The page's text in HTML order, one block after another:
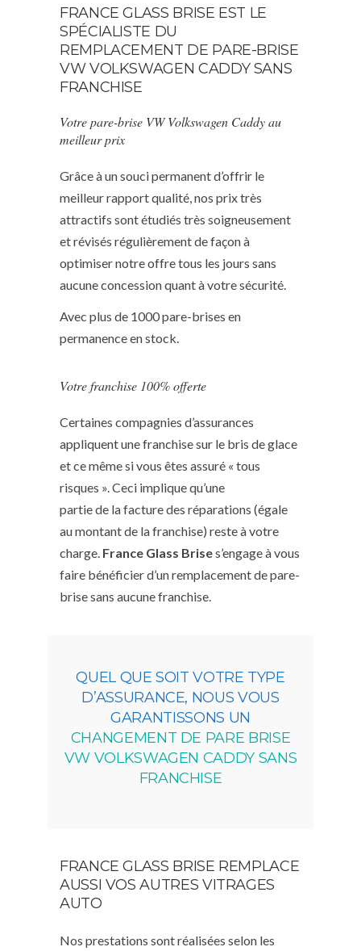
FRANCE GLASS BRISE EST LE
SPÉCIALISTE DU
REMPLACEMENT DE PARE-BRISE
VW VOLKSWAGEN CADDY SANS
FRANCHISE
Votre pare-brise VW Volkswagen Caddy au
meilleur prix
Grâce à un souci permanent d’offrir le
meilleur rapport qualité, nos prix très
attractifs sont étudiés très soigneusement
et révisés régulièrement de façon à
optimiser notre offre tous les jours sans
aucune concession quant à votre sécurité.
Avec plus de 1000 pare-brises en
permanence en stock.
Votre franchise 100% offerte
Certaines compagnies d’assurances
appliquent une franchise sur le bris de glace
et ce même si vous êtes assuré « tous
risques ». Ceci implique qu’une
partie de la facture des réparations (égale
au montant de la franchise) reste à votre
charge. France Glass Brises’engage à vous
faire bénéficier d’un remplacement de pare-
brise sans aucune franchise.
QUEL QUE SOIT VOTRE TYPE
D’ASSURANCE, NOUS VOUS
GARANTISSONS UN
CHANGEMENT DE PARE BRISE
VW VOLKSWAGEN CADDY SANS
FRANCHISE
FRANCE GLASS BRISE REMPLACE
AUSSI VOS AUTRES VITRAGES
AUTO
Nos prestations sont réalisées selon les